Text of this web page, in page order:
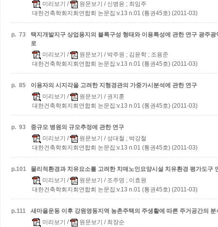
미리보기 / 원문보기 / 신병윤 ; 최임주
대한건축학회지회연합회 논문집:v.13 n.01 (통권45호) (2011-03)
p. 73 택지개발지구 상업용지의 블록구성 형태와 이용특성에 관한 연구 광주광
로
미리보기 / 원문보기 / 박주원 ; 김윤학 ; 조용준
대한건축학회지회연합회 논문집:v.13 n.01 (통권45호) (2011-03)
p. 85
이용자의 시지각을 고려한 지형경관의 가중가시분석에 관한 연구
미리보기 / 원문보기 / 권지훈
대한건축학회지회연합회 논문집:v.13 n.01 (통권45호) (2011-03)
p. 93
중규모 병원의 규모추정에 관한 연구
미리보기 / 원문보기 / 성대철 ; 박강철
대한건축학회지회연합회 논문집:v.13 n.01 (통권45호) (2011-03)
p.101
물리적환경과 치유요소를 고려한 치매노인요양시설 치유환경 평가도구
미리보기 / 원문보기 / 조주영 ; 이효원
대한건축학회지회연합회 논문집:v.13 n.01 (통권45호) (2011-03)
p.111
새마을운동 이후 강원영동지역 농촌주택의 주생활에 따른 주거공간의 분
미리보기 / 원문보기 / 최장순